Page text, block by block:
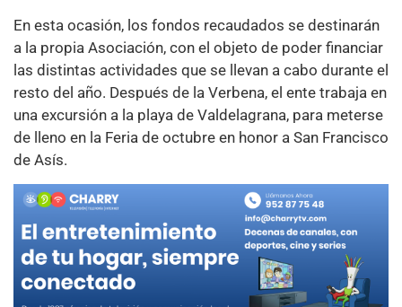
En esta ocasión, los fondos recaudados se destinarán
a la propia Asociación, con el objeto de poder financiar
las distintas actividades que se llevan a cabo durante el
resto del año. Después de la Verbena, el ente trabaja en
una excursión a la playa de Valdelagrana, para meterse
de lleno en la Feria de octubre en honor a San Francisco
de Asís.